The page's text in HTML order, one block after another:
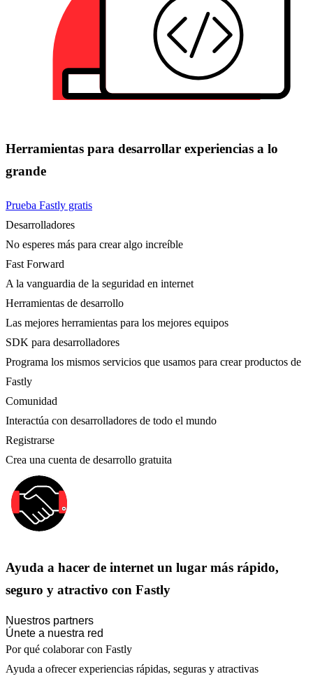
Herramientas para desarrollar experiencias a lo
grande
Prueba Fastly gratis
Desarrolladores
No esperes más para crear algo increíble
Fast Forward
A la vanguardia de la seguridad en internet
Herramientas de desarrollo
Las mejores herramientas para los mejores equipos
SDK para desarrolladores
Programa los mismos servicios que usamos para crear productos de
Fastly
Comunidad
Interactúa con desarrolladores de todo el mundo
Registrarse
Crea una cuenta de desarrollo gratuita
Ayuda a hacer de internet un lugar más rápido,
seguro y atractivo con Fastly
Nuestros partners
Únete a nuestra red
Por qué colaborar con Fastly
Ayuda a ofrecer experiencias rápidas, seguras y atractivas